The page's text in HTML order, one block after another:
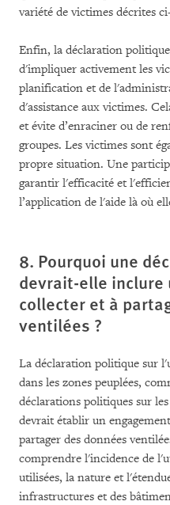
variété de victimes décrites
Enfin, la déclaration
d'impliquer activement les
planification et de
d'assistance aux victimes.
et évite d’enraciner ou de
groupes. Les victimes sont
propre situation. Une
garantir l'efficacité et
l’application de l'aide là où
8. Pourquoi une
devrait-elle inclure
collecter et à
ventilées ?
La déclaration politique sur
dans les zones peuplées,
déclarations politiques sur
devrait établir un
partager des données
comprendre l'incidence de
utilisées, la nature et
infrastructures et des